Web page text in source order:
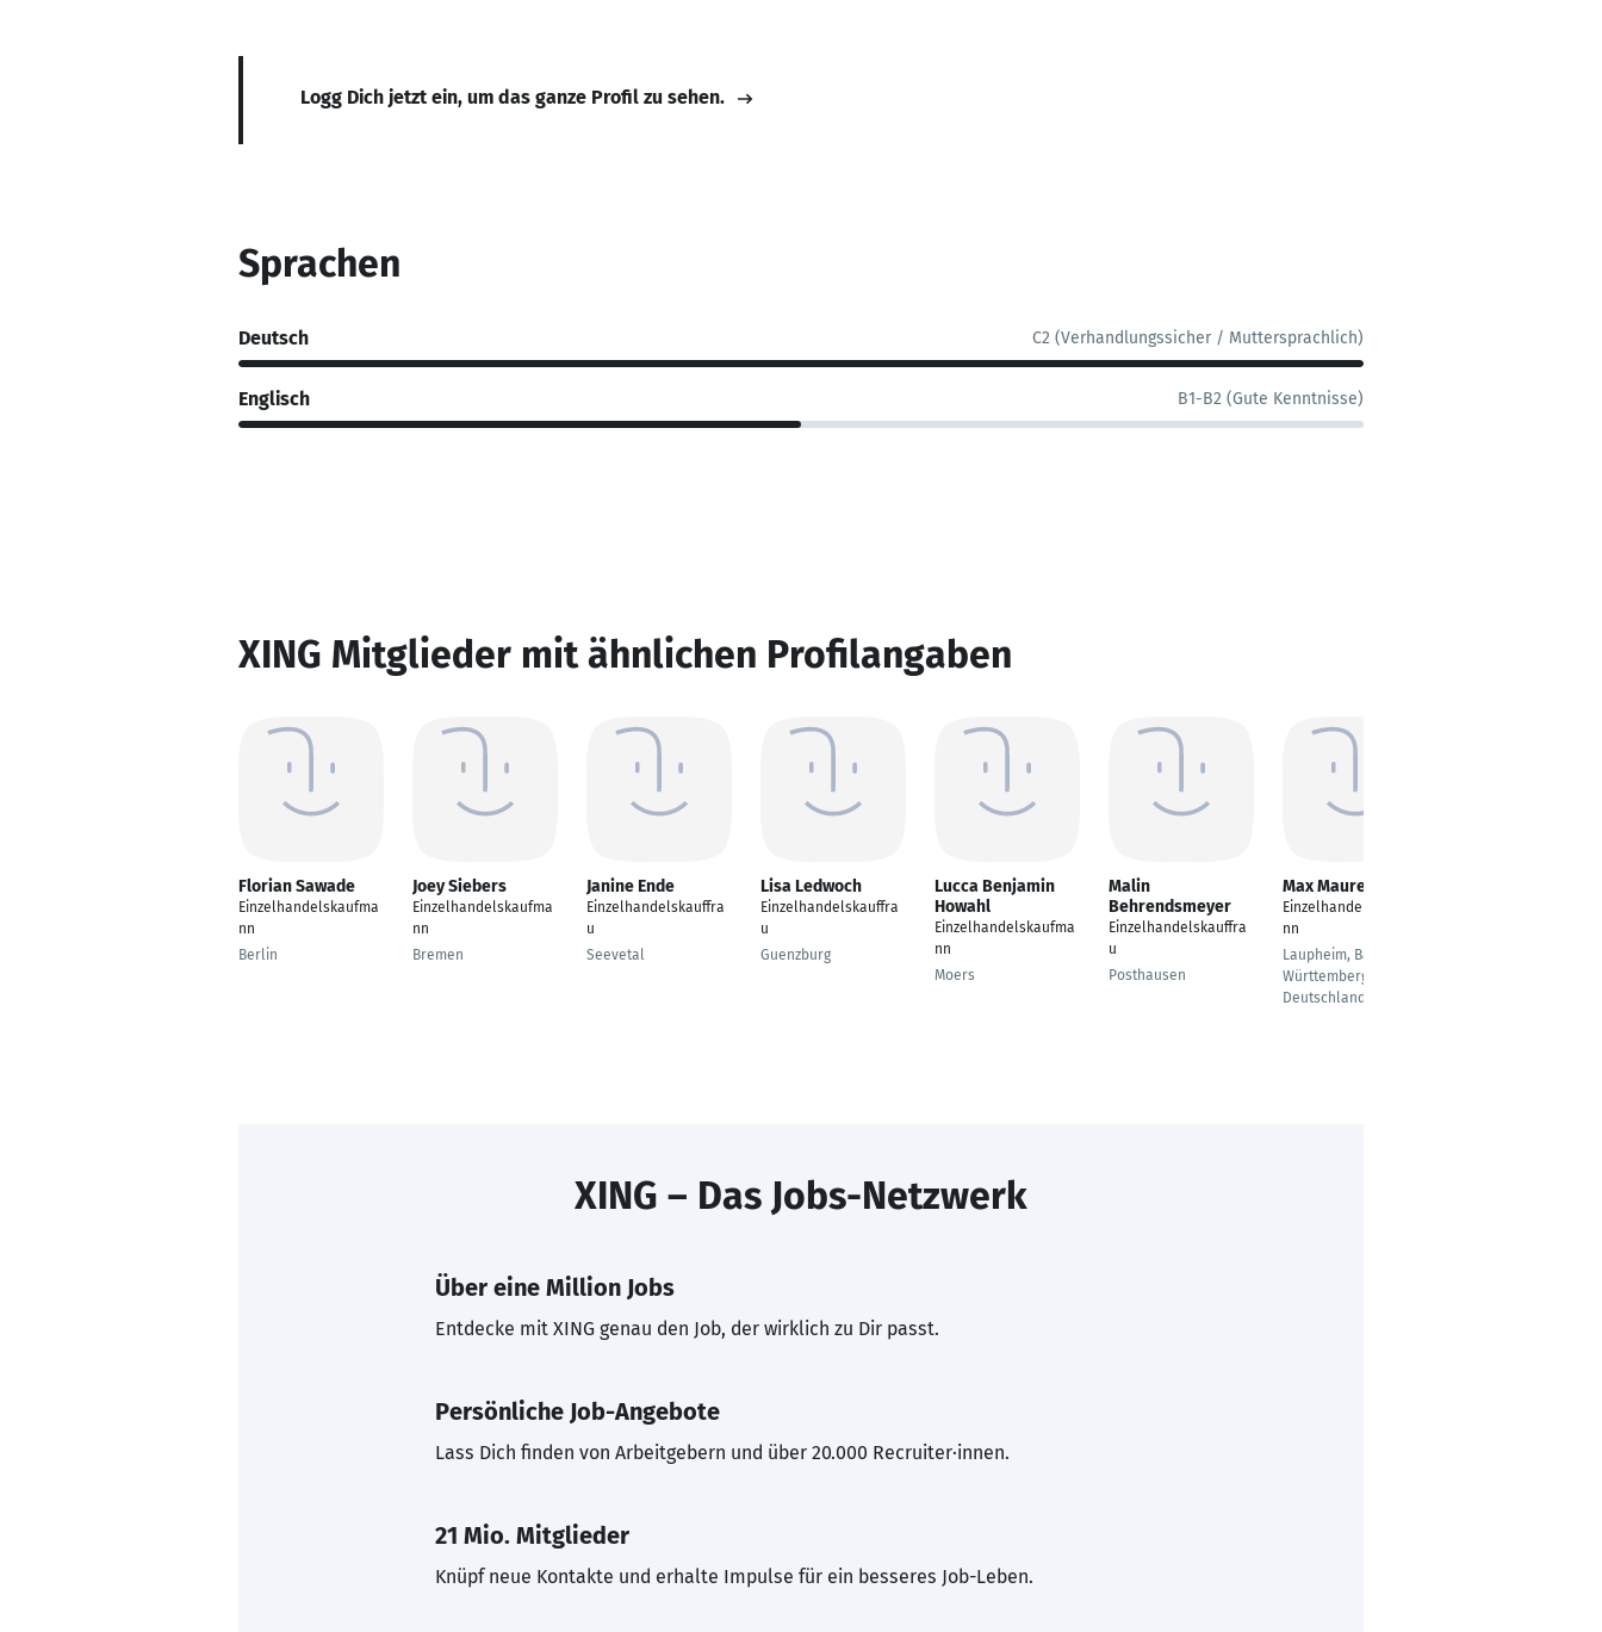
Logg Dich jetzt ein, um das ganze Profil zu sehen.
Sprachen
Deutsch C2 (Verhandlungssicher / Muttersprachlich)
Englisch B1-B2 (Gute Kenntnisse)
XING Mitglieder mit ähnlichen Profilangaben
Florian Sawade
Einzelhandelskaufma
nn
Berlin
Joey Siebers
Einzelhandelskaufma
nn
Bremen
Janine Ende
Einzelhandelskauffra
u
Seevetal
Lisa Ledwoch
Einzelhandelskauffra
u
Guenzburg
Lucca Benjamin
Howahl
Einzelhandelskaufma
nn
Moers
Malin
Behrendsmeyer
Einzelhandelskauffra
u
Posthausen
Max Maurer
Einzelhandelskaufma
nn
Laupheim, Baden-
Württemberg,
Deutschland
XING – Das Jobs-Netzwerk
Über eine Million Jobs
Entdecke mit XING genau den Job, der wirklich zu Dir passt.
Persönliche Job-Angebote
Lass Dich finden von Arbeitgebern und über 20.000 Recruiter·innen.
21 Mio. Mitglieder
Knüpf neue Kontakte und erhalte Impulse für ein besseres Job-Leben.